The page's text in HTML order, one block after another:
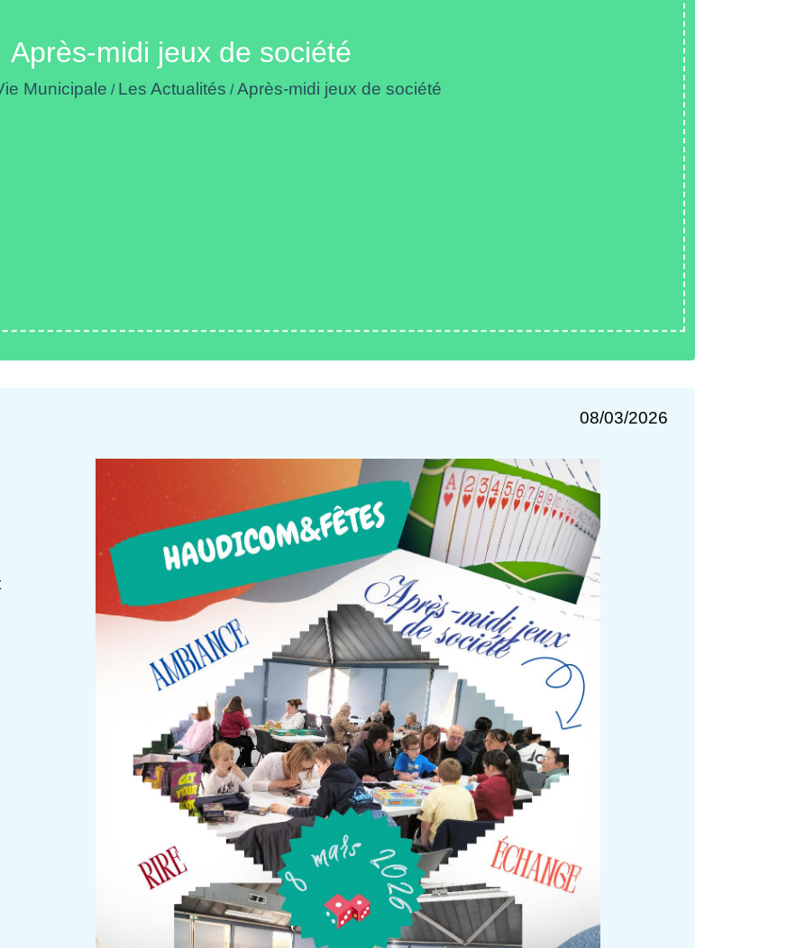
Après-midi jeux de société
Municipale / Les Actualités /Après-midi jeux de société
08/03/2026